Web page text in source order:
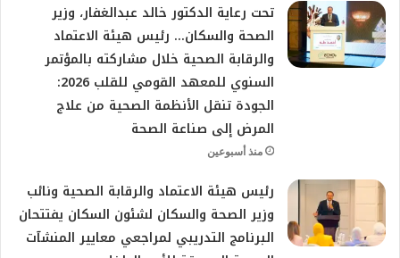
تحت رعاية الدكتور خالد عبدالغفار، وزير
الصحة والسكان… رئيس هيئة الاعتماد
والرقابة الصحية خلال مشاركته بالمؤتمر
السنوي للمعهد القومي للقلب 2026:
الجودة تنقل الأنظمة الصحية من علاج
المرض إلى صناعة الصحة
منذ أسبوعين
رئيس هيئة الاعتماد والرقابة الصحية ونائب
وزير الصحة والسكان لشئون السكان يفتتحان
البرنامج التدريبي لمراجعي معايير المنشآت